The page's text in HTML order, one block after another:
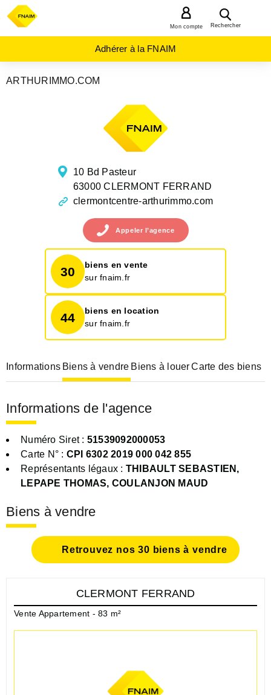
Rechercher
Mon compte
Adhérer à la FNAIM
ARTHURIMMO.COM
10 Bd Pasteur
63000 CLERMONT FERRAND
clermontcentre-arthurimmo.com
Appeler l’agence
30
biens en vente
sur fnaim.fr
44
biens en location
sur fnaim.fr
Informations Biens à vendre Biens à louer Carte des biens
Informations de l'agence
Numéro Siret : 51539092000053
Carte N° : CPI 6302 2019 000 042 855
Représentants légaux : THIBAULT SEBASTIEN,
LEPAPE THOMAS, COULANJON MAUD
Biens à vendre
Retrouvez nos 30 biens à vendre
CLERMONT FERRAND
Vente Appartement - 83 m²